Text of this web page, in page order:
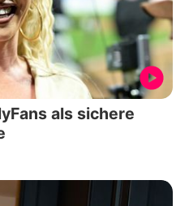
als sichere